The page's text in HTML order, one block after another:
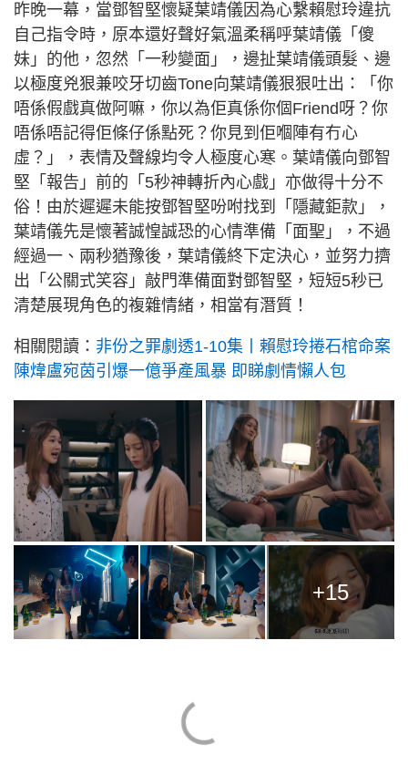
昨晚一幕，當鄧智堅懷疑葉靖儀因為心繫賴慰玲違抗
自己指令時，原本還好聲好氣溫柔稱呼葉靖儀「傻
妹」的他，忽然「一秒變面」，邊扯葉靖儀頭髮、邊
以極度兇狠兼咬牙切齒Tone向葉靖儀狠狠吐出：「你
唔係假戲真做阿嘛，你以為佢真係你個Friend呀？你
唔係唔記得佢條仔係點死？你見到佢嗰陣有冇心
虛？」，表情及聲線均令人極度心寒。葉靖儀向鄧智
堅「報告」前的「5秒神轉折內心戲」亦做得十分不
俗！由於遲遲未能按鄧智堅吩咐找到「隱藏鉅款」，
葉靖儀先是懷著誠惶誠恐的心情準備「面聖」，不過
經過一、兩秒猶豫後，葉靖儀終下定決心，並努力擠
出「公關式笑容」敲門準備面對鄧智堅，短短5秒已
清楚展現角色的複雜情緒，相當有潛質！
相關閱讀： 非份之罪劇透1-10集丨賴慰玲捲石棺命案
陳煒盧宛茵引爆一億爭產風暴 即睇劇情懶人包
+15